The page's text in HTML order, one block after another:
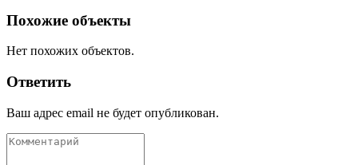
Похожие объекты
Нет похожих объектов.
Ответить
Ваш адрес email не будет опубликован.